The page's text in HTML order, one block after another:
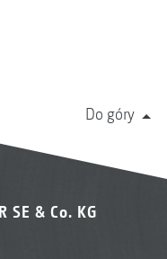
Do góry
SE & Co. KG